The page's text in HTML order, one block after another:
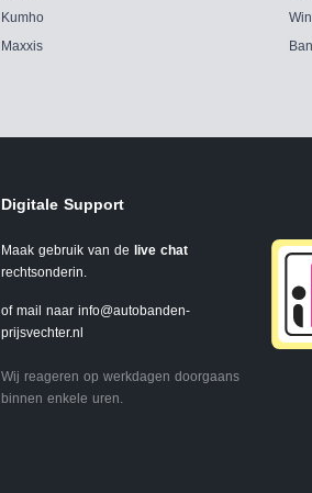
Kumho
Maxxis
Digitale Support
Maak gebruik van de live chat
rechtsonderin.
of mail naar info@autobanden-
prijsvechter.nl
Wij reageren op werkdagen doorgaans
binnen enkele uren.